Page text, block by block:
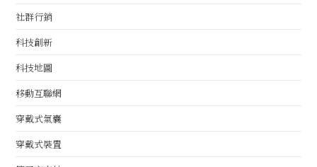
社群行銷
科技創新
科技地圖
移動互聯網
穿戴式氣囊
穿戴式裝置